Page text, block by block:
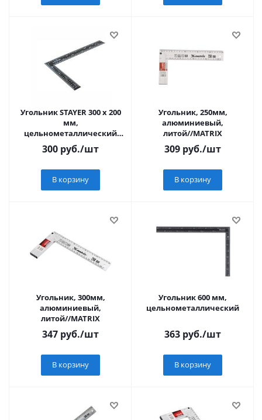
Угольник STAYER 300 х 200
мм,
цельнометаллический
(3435-30)
300 руб./шт
В корзину
Угольник, 250мм,
алюминиевый,
литой//MATRIX
309 руб./шт
В корзину
Угольник, 300мм,
алюминиевый,
литой//MATRIX
347 руб./шт
В корзину
Угольник 600 мм,
цельнометаллический
363 руб./шт
В корзину